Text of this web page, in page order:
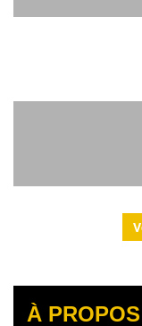
À